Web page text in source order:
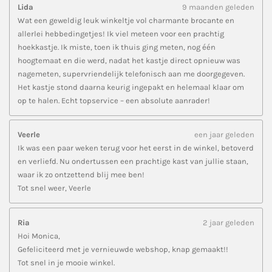
Lida
9 maanden geleden
Wat een geweldig leuk winkeltje vol charmante brocante en
allerlei hebbedingetjes! Ik viel meteen voor een prachtig
hoekkastje. Ik miste, toen ik thuis ging meten, nog één
hoogtemaat en die werd, nadat het kastje direct opnieuw was
nagemeten, supervriendelijk telefonisch aan me doorgegeven.
Het kastje stond daarna keurig ingepakt en helemaal klaar om
op te halen. Echt topservice – een absolute aanrader!
Veerle
een jaar geleden
Ik was een paar weken terug voor het eerst in de winkel, betoverd
en verliefd. Nu ondertussen een prachtige kast van jullie staan,
waar ik zo ontzettend blij mee ben!
Tot snel weer, Veerle
Ria
2 jaar geleden
Hoi Monica,
Gefeliciteerd met je vernieuwde webshop, knap gemaakt!!
Tot snel in je mooie winkel.